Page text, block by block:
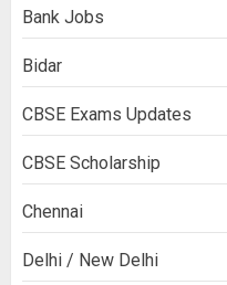
Bank Jobs
Bidar
CBSE Exams Updates
CBSE Scholarship
Chennai
Delhi / New Delhi